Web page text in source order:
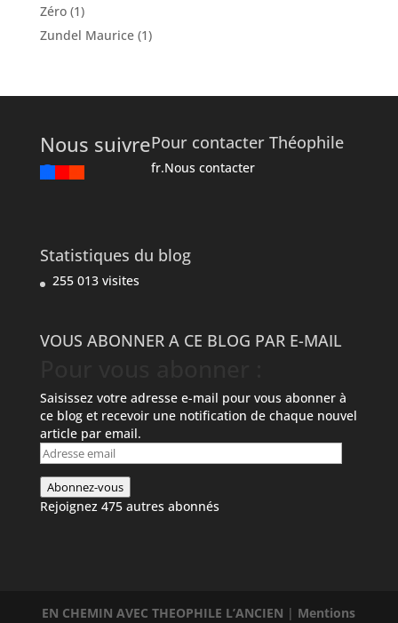
Zéro(1)
Zundel Maurice(1)
Nous suivrePour contacter Théophile
fr.Nous contacter
Statistiques du blog
255 013 visites
VOUS ABONNER A CE BLOG PAR E-MAIL
Saisissez votre adresse e-mail pour vous abonner à
ce blog et recevoir une notification de chaque nouvel
article par email.
Adresse
email
Abonnez-vous
Rejoignez 475 autres abonnés
EN CHEMIN AVEC THEOPHILE L’ANCIEN | Mentions